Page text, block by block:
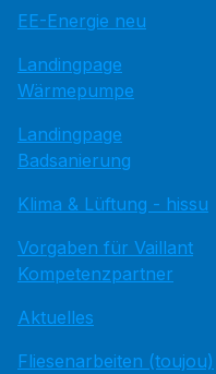
EE-Energie neu
Landingpage
Wärmepumpe
Landingpage
Badsanierung
Klima & Lüftung - hissu
Vorgaben für Vaillant
Kompetenzpartner
Aktuelles
Fliesenarbeiten (toujou)